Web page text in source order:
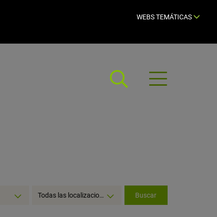
WEBS TEMÁTICAS
Abrir
menú
Seleccionar
Todas las localizaciones Buscar